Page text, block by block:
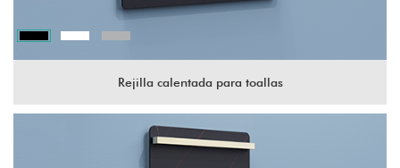
Rejilla calentada para toallas